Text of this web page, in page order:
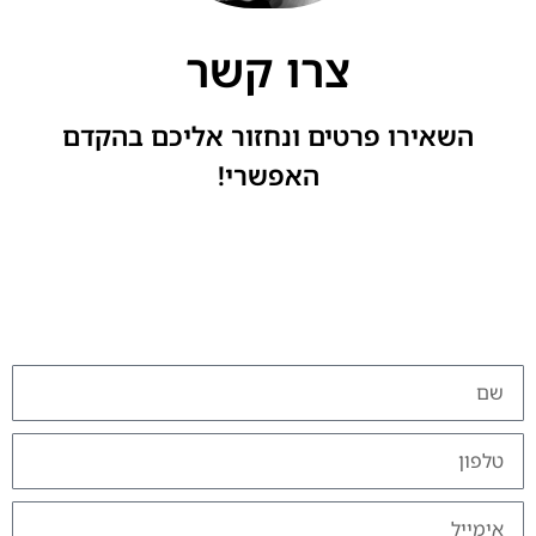
צרו קשר
השאירו פרטים ונחזור אליכם בהקדם
האפשרי!